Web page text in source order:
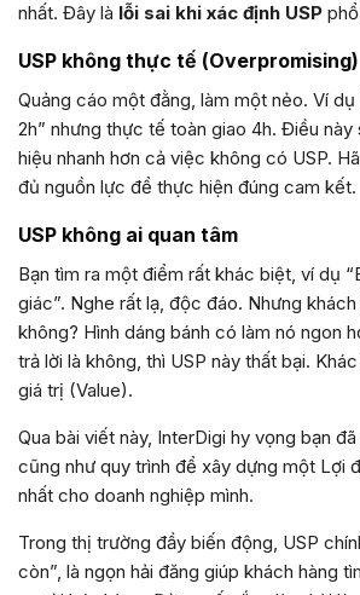
nhất. Đây là lỗi sai khi xác định USP
USP không thực tế (Overpromising)
Quảng cáo một đằng, làm một nẻo. Ví dụ
2h” nhưng thực tế toàn giao 4h. Điều
hiệu nhanh hơn cả việc không có USP.
đủ nguồn lực để thực hiện đúng cam kết.
USP không ai quan tâm
Bạn tìm ra một điểm rất khác biệt, ví dụ
giác”. Nghe rất lạ, độc đáo. Nhưng
không? Hình dáng bánh có làm nó ngon
trả lời là không, thì USP này thất bại.
giá trị (Value).
Qua bài viết này, InterDigi hy vọng bạn
cũng như quy trình để xây dựng một Lợi
nhất cho doanh nghiệp mình.
Trong thị trường đầy biến động, USP
còn”, là ngọn hải đăng giúp khách hàng